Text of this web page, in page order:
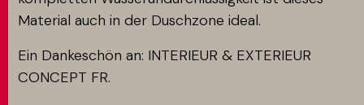
Material auch in der Duschzone ideal.
Ein Dankeschön an: INTERIEUR & EXTERIEUR
CONCEPT FR.